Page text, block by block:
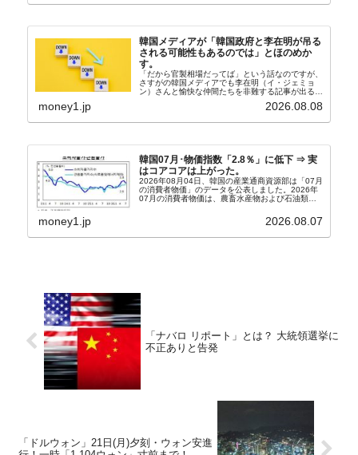
韓国メディアが「韓国政府と李在明が吊る
される可能性もあるのでは」とほのめか
す。
「だから官製相場だってば」という話なのですが、
さすがの韓国メディアでも李在明（イ・ジェミョ
ン）さんと愉快な仲間たちを非難する記事が出るよ
『朝鮮日報』に面白い記事が出ています。「東西南
money1.jp 2026.08.08
韓国07月･物価指数「2.8％」に低下 ⇒ 実
はコアコアは上がった。
2026年08月04日、韓国の産業通商資源部は「07月
の消費者物価」のデータを公表しました。2026年
07月の消費者物価は、農畜水産物および石油類の
2.8％上昇（06月は3.2％）となり、上昇率は前...
money1.jp 2026.08.07
「ナバロ リポート」とは？ 大統領選挙に
不正ありと告発
「ドルウォン」21日(月)夕刻・ウォン安進